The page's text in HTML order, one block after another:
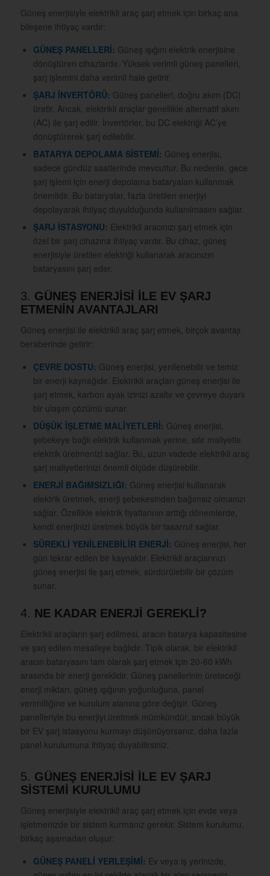
Güneş enerjisiyle elektrikli araç şarj etmek için birkaç ana
bileşene ihtiyaç vardır:
GÜNEŞ PANELLERİ: Güneş ışığını elektrik enerjisine
dönüştüren cihazlardır. Yüksek verimli güneş panelleri,
şarj işlemini daha verimli hale getirir.
ŞARJ İNVERTÖRÜ: Güneş panelleri, doğru akım (DC)
üretir. Ancak, elektrikli araçlar genellikle alternatif akım
(AC) ile şarj edilir. İnvertörler, bu DC elektriği AC’ye
dönüştürerek şarj edilebilir.
BATARYA DEPOLAMA SİSTEMİ: Güneş enerjisi,
sadece gündüz saatlerinde mevcuttur. Bu nedenle, gece
şarj işlemi için enerji depolama bataryaları kullanmak
önemlidir. Bu bataryalar, fazla üretilen enerjiyi
depolayarak ihtiyaç duyulduğunda kullanılmasını sağlar.
ŞARJ İSTASYONU: Elektrikli aracınızı şarj etmek için
özel bir şarj cihazına ihtiyaç vardır. Bu cihaz, güneş
enerjisiyle üretilen elektriği kullanarak aracınızın
bataryasını şarj eder.
3. GÜNEŞ ENERJİSİ İLE EV ŞARJ
ETMENİN AVANTAJLARI
Güneş enerjisi ile elektrikli araç şarj etmek, birçok avantajı
beraberinde getirir:
ÇEVRE DOSTU: Güneş enerjisi, yenilenebilir ve temiz
bir enerji kaynağıdır. Elektrikli araçları güneş enerjisi ile
şarj etmek, karbon ayak izinizi azaltır ve çevreye duyarlı
bir ulaşım çözümü sunar.
DÜŞÜK İŞLETME MALİYETLERİ: Güneş enerjisi,
şebekeye bağlı elektrik kullanmak yerine, sıfır maliyetle
elektrik üretmenizi sağlar. Bu, uzun vadede elektrikli araç
şarj maliyetlerinizi önemli ölçüde düşürebilir.
ENERJİ BAĞIMSIZLIĞI: Güneş enerjisi kullanarak
elektrik üretmek, enerji şebekesinden bağımsız olmanızı
sağlar. Özellikle elektrik fiyatlarının arttığı dönemlerde,
kendi enerjinizi üretmek büyük bir tasarruf sağlar.
SÜREKLİ YENİLENEBİLİR ENERJİ: Güneş enerjisi, her
gün tekrar edilen bir kaynaktır. Elektrikli araçlarınızı
güneş enerjisi ile şarj etmek, sürdürülebilir bir çözüm
sunar.
4. NE KADAR ENERJİ GEREKLİ?
Elektrikli araçların şarj edilmesi, aracın batarya kapasitesine
ve şarj edilen mesafeye bağlıdır. Tipik olarak, bir elektrikli
aracın bataryasını tam olarak şarj etmek için 20-60 kWh
arasında bir enerji gereklidir. Güneş panellerinin üreteceği
enerji miktarı, güneş ışığının yoğunluğuna, panel
verimliliğine ve kurulum alanına göre değişir. Güneş
panelleriyle bu enerjiyi üretmek mümkündür, ancak büyük
bir EV şarj istasyonu kurmayı düşünüyorsanız, daha fazla
panel kurulumuna ihtiyaç duyabilirsiniz.
5. GÜNEŞ ENERJİSİ İLE EV ŞARJ
SİSTEMİ KURULUMU
Güneş enerjisiyle elektrikli araç şarj etmek için evde veya
işletmenizde bir sistem kurmanız gerekir. Sistem kurulumu,
birkaç aşamadan oluşur:
GÜNEŞ PANELİ YERLEŞİMİ: Ev veya iş yerinizde,